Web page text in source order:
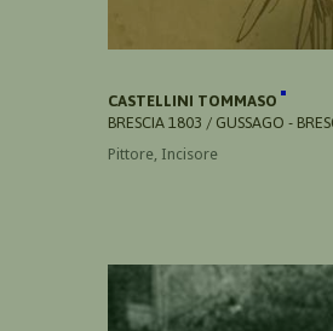
CASTELLINI TOMMASO
BRESCIA 1803 / GUSSAGO -
Pittore, Incisore